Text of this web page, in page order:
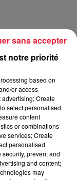
: 30 octobre
notre priorité
based on
or access
Create
select personalised
content
or combinations
services; Create
personalised
prevent and
and content;
may
sans accepter